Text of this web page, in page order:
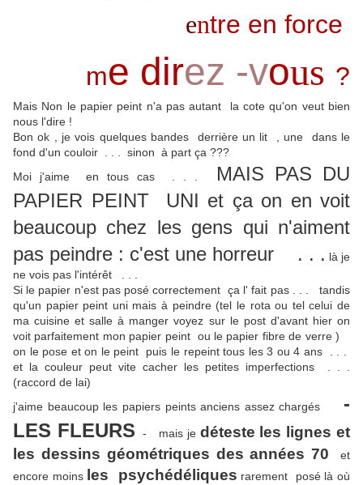
entre en force
me direz -vous ?
Mais Non le papier peint n'a pas autant la cote qu'on veut bien
nous l'dire !
Bon ok , je vois quelques bandes derrière un lit , une dans le
fond d'un couloir . . . sinon à part ça ???
Moi j'aime en tous cas . . .
MAIS PAS DU
PAPIER PEINT UNI et ça on en voit
beaucoup chez les gens qui n'aiment
pas peindre : c'est une horreur . . . là je
ne vois pas l'intérêt . . .
Si le papier n'est pas posé correctement ça l' fait pas . . . tandis
qu'un papier peint uni mais à peindre (tel le rota ou tel celui de
ma cuisine et salle à manger voyez sur le post d'avant hier on
voit parfaitement mon papier peint ou le papier fibre de verre )
on le pose et on le peint puis le repeint tous les 3 ou 4 ans . . .
et la couleur peut vite cacher les petites imperfections . . .
(raccord de lai)
j'aime beaucoup les papiers peints anciens assez chargés
-
LES FLEURS - mais je déteste les lignes et
les dessins géométriques des années 70
et
encore moins les psychédéliques rarement posé là où